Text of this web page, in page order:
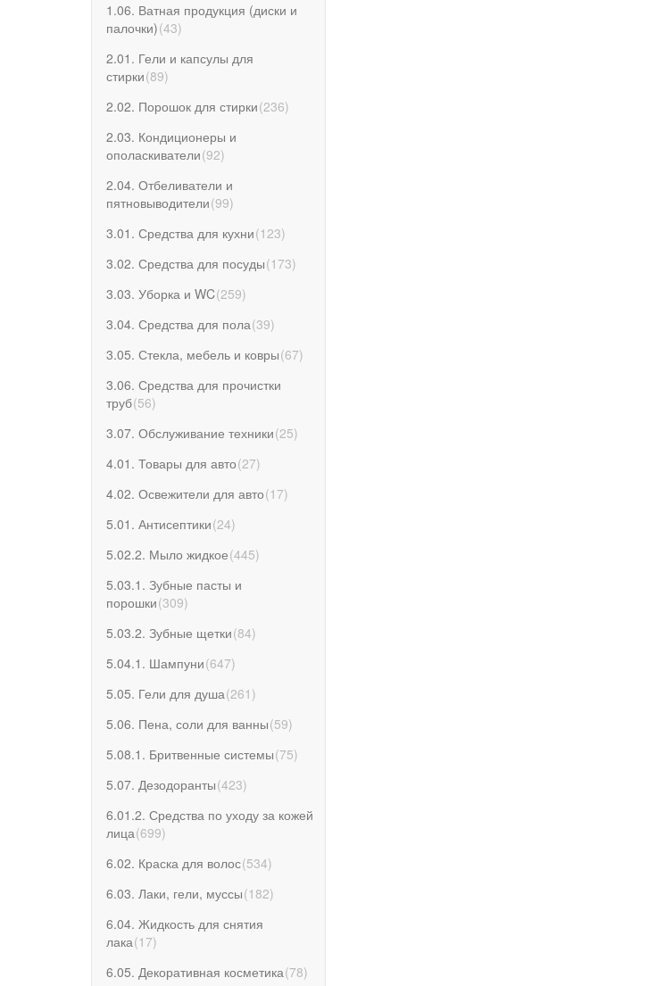
1.06. Ватная продукция (диски и
палочки)(43)
2.01. Гели и капсулы для
стирки(89)
2.02. Порошок для стирки(236)
2.03. Кондиционеры и
ополаскиватели(92)
2.04. Отбеливатели и
пятновыводители(99)
3.01. Средства для кухни(123)
3.02. Средства для посуды(173)
3.03. Уборка и WC(259)
3.04. Средства для пола(39)
3.05. Стекла, мебель и ковры(67)
3.06. Средства для прочистки
труб(56)
3.07. Обслуживание техники(25)
4.01. Товары для авто(27)
4.02. Освежители для авто(17)
5.01. Антисептики(24)
5.02.2. Мыло жидкое(445)
5.03.1. Зубные пасты и
порошки(309)
5.03.2. Зубные щетки(84)
5.04.1. Шампуни(647)
5.05. Гели для душа(261 )
5.06. Пена, соли для ванны(59)
5.08.1. Бритвенные системы(75)
5.07. Дезодоранты(423)
6.01.2. Средства по уходу за кожей
лица(699)
6.02. Краска для волос(534)
6.03. Лаки, гели, муссы(182)
6.04. Жидкость для снятия
лака(17)
6.05. Декоративная косметика(78)